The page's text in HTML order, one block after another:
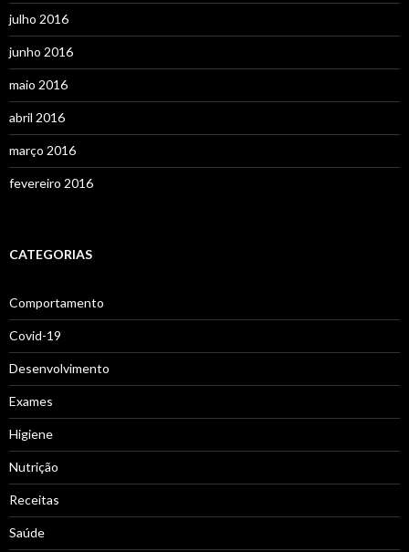
julho 2016
junho 2016
maio 2016
abril 2016
março 2016
fevereiro 2016
CATEGORIAS
Comportamento
Covid-19
Desenvolvimento
Exames
Higiene
Nutrição
Receitas
Saúde